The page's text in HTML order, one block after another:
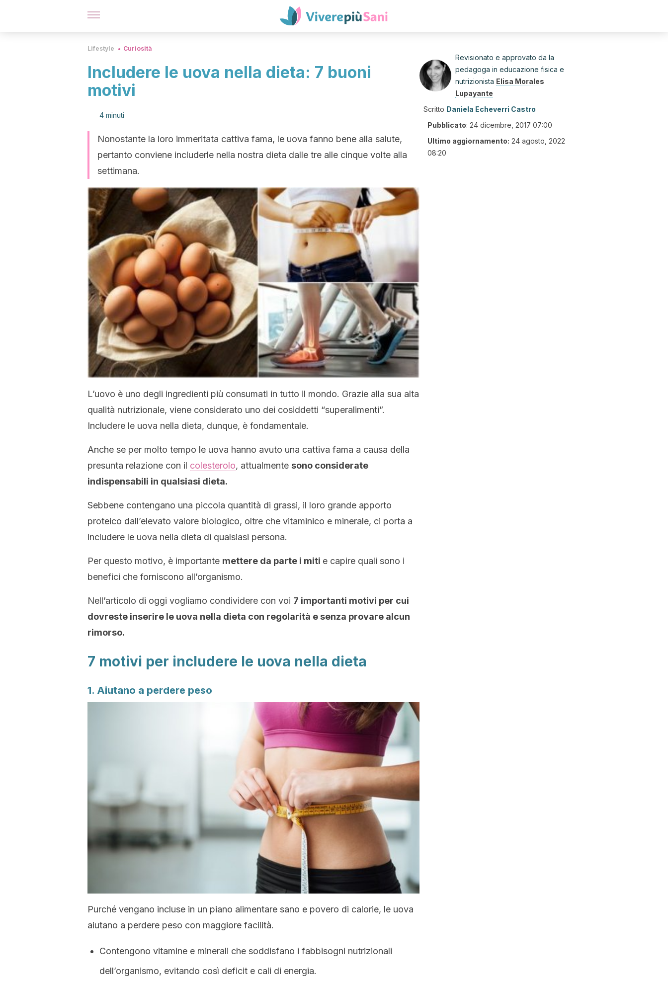
Lifestyle Curiosità
Includere le uova nella dieta: 7 buoni
motivi
4 minuti
Nonostante la loro immeritata cattiva fama, le uova fanno bene alla salute,
pertanto conviene includerle nella nostra dieta dalle tre alle cinque volte alla
settimana.
L’uovo è uno degli ingredienti più consumati in tutto il mondo. Grazie alla sua alta
qualità nutrizionale, viene considerato uno dei cosiddetti “superalimenti”.
Includere le uova nella dieta, dunque, è fondamentale.
Anche se per molto tempo le uova hanno avuto una cattiva fama a causa della
presunta relazione con il colesterolo, attualmente sono considerate
indispensabili in qualsiasi dieta.
Sebbene contengano una piccola quantità di grassi, il loro grande apporto
proteico dall’elevato valore biologico, oltre che vitaminico e minerale, ci porta a
includere le uova nella dieta di qualsiasi persona.
Per questo motivo, è importante mettere da parte i miti e capire quali sono i
benefici che forniscono all’organismo.
Nell’articolo di oggi vogliamo condividere con voi 7 importanti motivi per cui
dovreste inserire le uova nella dieta con regolarità e senza provare alcun
rimorso.
7 motivi per includere le uova nella dieta
1. Aiutano a perdere peso
Purché vengano incluse in un piano alimentare sano e povero di calorie, le uova
aiutano a perdere peso con maggiore facilità.
Contengono vitamine e minerali che soddisfano i fabbisogni nutrizionali
dell’organismo, evitando così deficit e cali di energia.
Revisionato e approvato da la
pedagoga in educazione fisica e
nutrizionista Elisa Morales
Lupayante
Scritto Daniela Echeverri Castro
Pubblicato: 24 dicembre, 2017 07:00
Ultimo aggiornamento: 24 agosto, 2022
08:20